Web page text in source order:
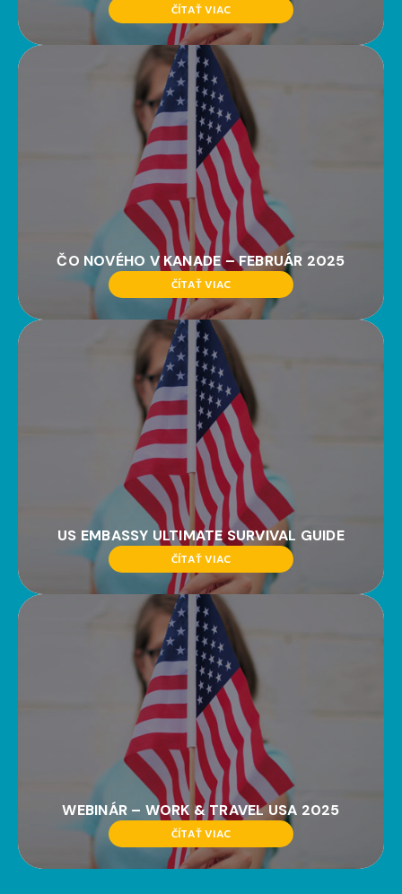
ČÍTAŤ VIAC
ČO NOVÉHO V KANADE – FEBRUÁR 2025
ČÍTAŤ VIAC
US EMBASSY ULTIMATE SURVIVAL GUIDE
ČÍTAŤ VIAC
WEBINÁR – WORK & TRAVEL USA 2025
ČÍTAŤ VIAC